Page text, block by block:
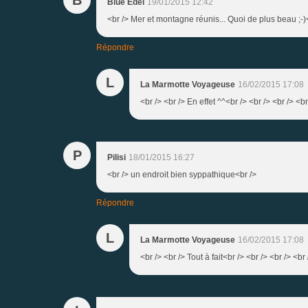
<br /> Mer et montagne réunis... Quoi de plus beau ;-
Répondre
L La Marmotte Voyageuse 16/02/2015 17:08
<br /> <br /> En effet ^^<br /> <br /> <br />
P Pilisi 18/01/2015 16:27
<br /> un endroit bien syppathique<br />
Répondre
L La Marmotte Voyageuse 16/02/2015 17:08
<br /> <br /> Tout à fait<br /> <br /> <br /> <br